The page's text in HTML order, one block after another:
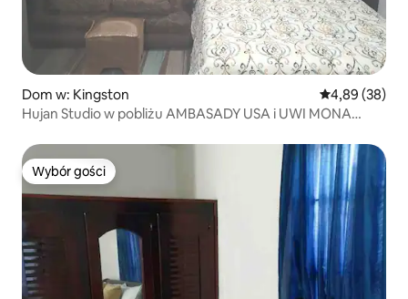
Dom w: Kingston Średnia
4,89 (38)
Hujan Studio w pobliżu AMBASADY USA i UWI MONA
Wybór gości
Wybór gości